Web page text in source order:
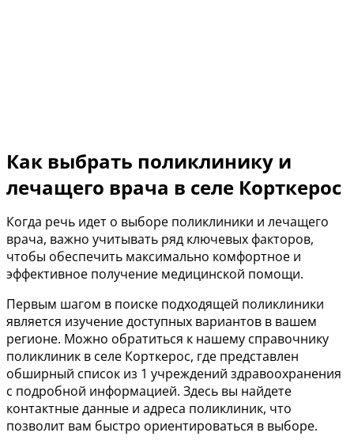
Как выбрать поликлинику и
лечащего врача в селе Корткерос
Когда речь идет о выборе поликлиники и лечащего
врача, важно учитывать ряд ключевых факторов,
чтобы обеспечить максимально комфортное и
эффективное получение медицинской помощи.
Первым шагом в поиске подходящей поликлиники
является изучение доступных вариантов в вашем
регионе. Можно обратиться к нашему справочнику
поликлиник в селе Корткерос, где представлен
обширный список из 1 учреждений здравоохранения
с подробной информацией. Здесь вы найдете
контактные данные и адреса поликлиник, что
позволит вам быстро ориентироваться в выборе.